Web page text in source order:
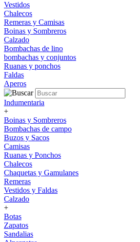
Vestidos
Chalecos
Remeras y Camisas
Boinas y Sombreros
Calzado
Bombachas de lino
bombachas y conjuntos
Ruanas y ponchos
Faldas
Aperos
Indumentaria
+
Boinas y Sombreros
Bombachas de campo
Buzos y Sacos
Camisas
Ruanas y Ponchos
Chalecos
Chaquetas y Gamulanes
Remeras
Vestidos y Faldas
Calzado
+
Botas
Zapatos
Sandalias